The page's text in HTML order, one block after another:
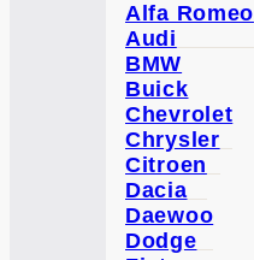
Alfa Romeo
Audi
BMW
Buick
Chevrolet
Chrysler
Citroen
Dacia
Daewoo
Dodge